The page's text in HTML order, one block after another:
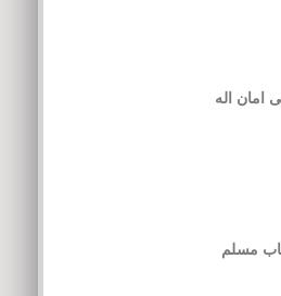
امان اله
مسلم